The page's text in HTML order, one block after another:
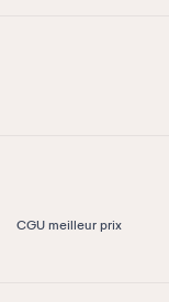
CGU meilleur prix